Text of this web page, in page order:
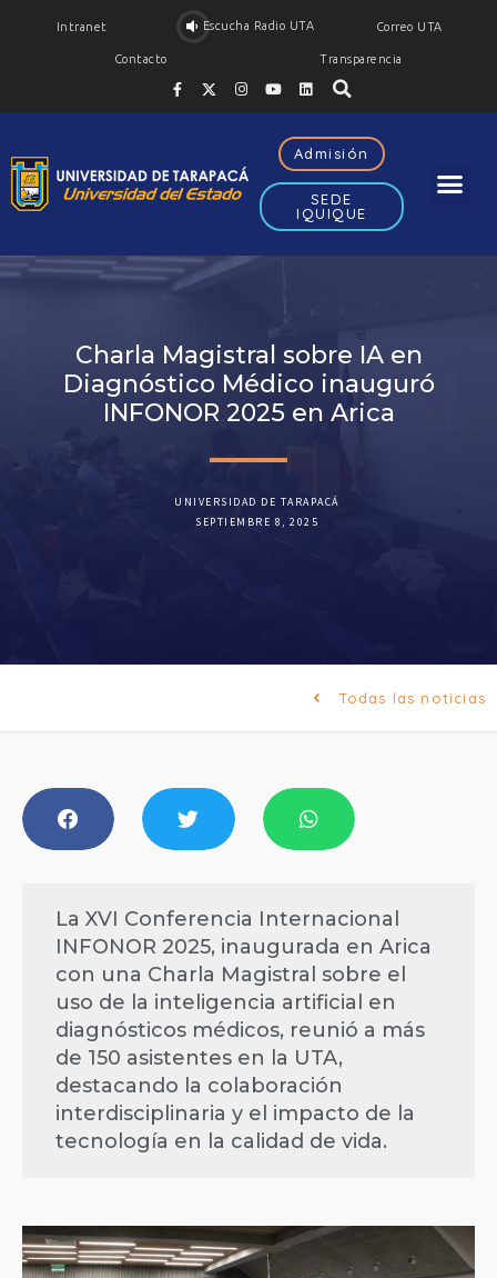
Intranet Escucha Radio UTA Correo UTA
Contacto Transparencia
Admisión
SEDE
IQUIQUE
Charla Magistral sobre IA en
Diagnóstico Médico inauguró
INFONOR 2025 en Arica
UNIVERSIDAD DE TARAPACÁ
SEPTIEMBRE 8, 2025
Todas las noticias
La XVI Conferencia Internacional
INFONOR 2025, inaugurada en Arica
con una Charla Magistral sobre el
uso de la inteligencia artificial en
diagnósticos médicos, reunió a más
de 150 asistentes en la UTA,
destacando la colaboración
interdisciplinaria y el impacto de la
tecnología en la calidad de vida.